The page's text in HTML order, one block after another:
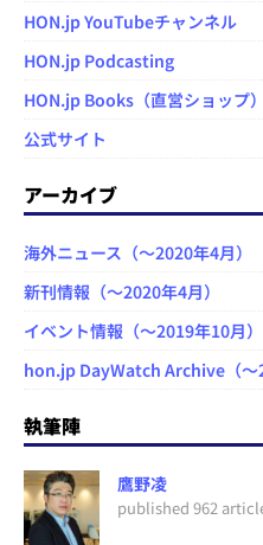
HON.jp YouTubeチャンネル
HON.jp Podcasting
HON.jp Books（直営ショップ）
公式サイト
アーカイブ
海外ニュース（～2020年4月）
新刊情報（～2020年4月）
イベント情報（～2019年10月）
hon.jp DayWatch Archive（～
執筆陣
鷹野凌
published 962